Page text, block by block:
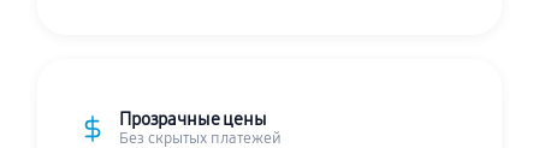
Прозрачные цены
Без скрытых платежей